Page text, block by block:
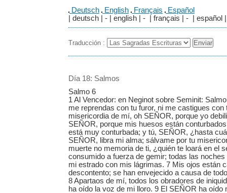
Deutsch English Français
Español
| deutsch | - | english | - | français | - | español |
Traducción :
Día 18: Salmos
Salmo 6
1 Al Vencedor: en Neginot sobre Seminit:
me reprendas con tu furor, ni me castigues con
misericordia de mí, oh SEÑOR, porque yo
SEÑOR, porque mis huesos están
está muy conturbada; y tú, SEÑOR, ¿hasta
SEÑOR, libra mi alma; sálvame por tu
muerte no memoria de ti, ¿quién te loará en el
consumido a fuerza de gemir; todas las
mi estrado con mis lágrimas. 7 Mis ojos están
descontento; se han envejecido a causa de
8 Apartaos de mí, todos los obradores de
ha oído la voz de mi lloro. 9 El SEÑOR ha oído